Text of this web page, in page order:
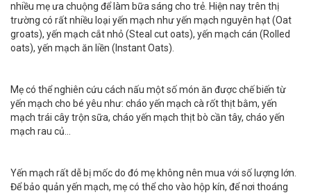
nhiều mẹ ưa chuộng để làm bữa sáng cho trẻ. Hiện nay trên thị
trường có rất nhiều loại yến mạch như yến mạch nguyên hạt (Oat
groats), yến mạch cắt nhỏ (Steal cut oats), yến mạch cán (Rolled
oats), yến mạch ăn liền (Instant Oats).
Mẹ có thể nghiên cứu cách nấu một số món ăn được chế biến từ
yến mạch cho bé yêu như: cháo yến mạch cà rốt thịt bằm, yến
mạch trái cây trộn sữa, cháo yến mạch thịt bò cần tây, cháo yến
mạch rau củ…
Yến mạch rất dễ bị mốc do đó mẹ không nên mua với số lượng lớn.
Để bảo quản yến mạch, mẹ có thể cho vào hộp kín, để nơi thoáng